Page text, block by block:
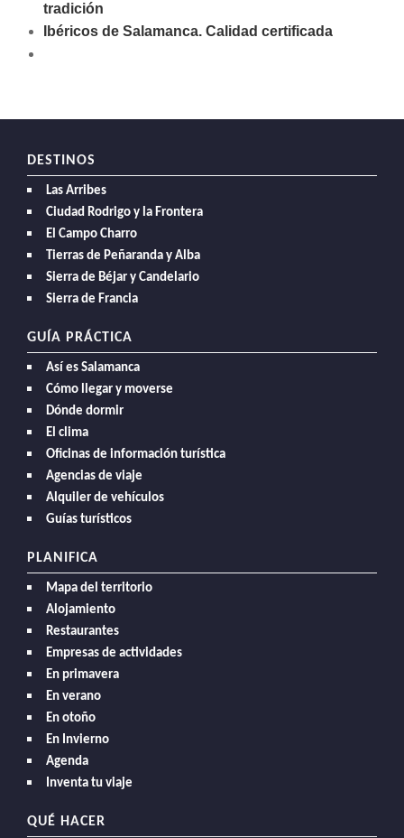
tradición
Ibéricos de Salamanca. Calidad certificada
DESTINOS
Las Arribes
Ciudad Rodrigo y la Frontera
El Campo Charro
Tierras de Peñaranda y Alba
Sierra de Béjar y Candelario
Sierra de Francia
GUÍA PRÁCTICA
Así es Salamanca
Cómo llegar y moverse
Dónde dormir
El clima
Oficinas de información turística
Agencias de viaje
Alquiler de vehículos
Guías turísticos
PLANIFICA
Mapa del territorio
Alojamiento
Restaurantes
Empresas de actividades
En primavera
En verano
En otoño
En Invierno
Agenda
Inventa tu viaje
QUÉ HACER